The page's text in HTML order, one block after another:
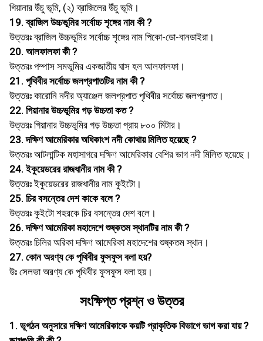
গিয়ানার উঁচু ভূমি, (২) ব্রাজিলের উঁচু ভূমি।
19. ব্রাজিল উচ্চভূমির সর্বোচ্চ শৃঙ্গের নাম কী ?
উত্তরঃ ব্রাজিল উচ্চভূমির সর্বোচ্চ শৃঙ্গের নাম পিকো-ডাে-বানডাইরা।
20. আলফালফা কী ?
উত্তরঃ পম্পাস সমভূমির একজাতীয় ঘাস হল আলফালফা।
21. পৃথিবীর সর্বোচ্চ জলপ্রপাতটির নাম কী ?
উত্তরঃ কারােনি নদীর অ্যাঞ্জেল জলপ্রপাত পৃথিবীর সর্বোচ্চ জলপ্রপাত।
22. গিয়ানার উচ্চভূমির গড় উচ্চতা কত ?
উত্তরঃ গিয়ানার উচ্চভূমির গড় উচ্চতা প্রায় ৮০০ মিটার।
23. দক্ষিণ আমেরিকার অধিকাংশ নদী কোথায় মিলিত হয়েছে ?
উত্তরঃ আটলান্টিক মহাসাগরে দক্ষিণ আমেরিকার বেশির ভাগ নদী মিলিত হয়েছে।
24. ইকুয়েডরের রাজধানীর নাম কী ?
উত্তরঃ ইকুয়েডরের রাজধানীর নাম কুইটো।
25. চির বসন্তের দেশ কাকে বলে ?
উত্তরঃ কুইটো শহরকে চির বসন্তের দেশ বলে।
26. দক্ষিণ আমেরিকা মহাদেশে শুষ্কতম স্থানটির নাম কী ?
উত্তরঃ চিলির অরিকা দক্ষিণ আমেরিকা মহাদেশের শুষ্কতম স্থান।
27. কোন অরণ্য কে পৃথিবীর ফুসফুস বলা হয়?
উঃ সেলভা অরণ্য কে পৃথিবীর ফুসফুস বলা হয়।
সংক্ষিপ্ত প্রশ্ন ও উত্তর
1. ভূগঠন অনুসারে দক্ষিণ আমেরিকাকে কয়টি প্রাকৃতিক বিভাগে ভাগ করা যায় ?